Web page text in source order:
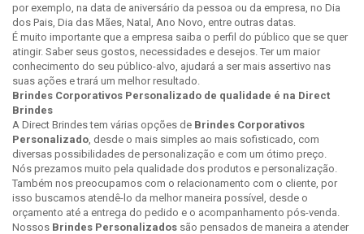
por exemplo, na data de aniversário da pessoa ou da empresa, no Dia
dos Pais, Dia das Mães, Natal, Ano Novo, entre outras datas.
É muito importante que a empresa saiba o perfil do público que se quer
atingir. Saber seus gostos, necessidades e desejos. Ter um maior
conhecimento do seu público-alvo, ajudará a ser mais assertivo nas
suas ações e trará um melhor resultado.
Brindes Corporativos Personalizado de qualidade é na Direct
Brindes
A Direct Brindes tem várias opções de Brindes Corporativos
Personalizado, desde o mais simples ao mais sofisticado, com
diversas possibilidades de personalização e com um ótimo preço.
Nós prezamos muito pela qualidade dos produtos e personalização.
Também nos preocupamos com o relacionamento com o cliente, por
isso buscamos atendê-lo da melhor maneira possível, desde o
orçamento até a entrega do pedido e o acompanhamento pós-venda.
Nossos Brindes Personalizados são pensados de maneira a atender